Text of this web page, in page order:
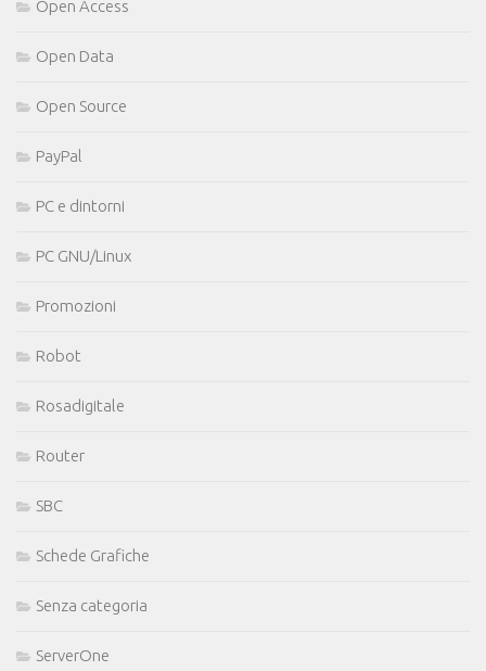
Open Access
Open Data
Open Source
PayPal
PC e dintorni
PC GNU/Linux
Promozioni
Robot
Rosadigitale
Router
SBC
Schede Grafiche
Senza categoria
ServerOne